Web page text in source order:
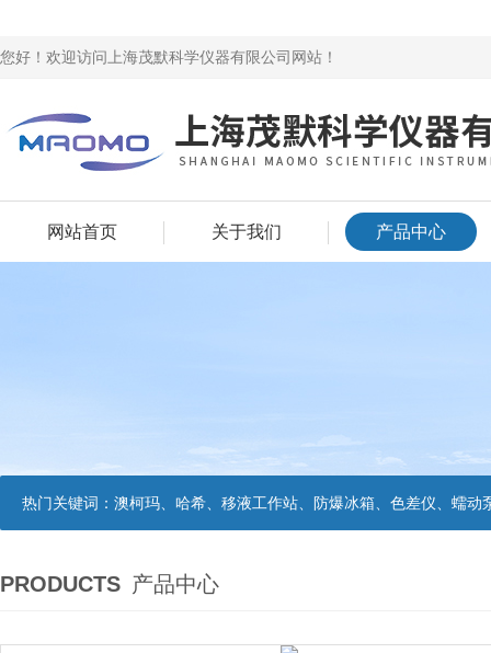
您好！欢迎访问上海茂默科学仪器有限公司网站！
网站首页 关于我们 产品中心
热门关键词： 澳柯玛、哈希、移液工作站、防爆冰箱、色差仪、蠕动
PRODUCTS 产品中心